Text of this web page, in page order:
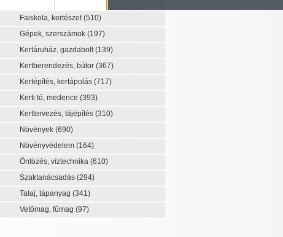
Faiskola, kertészet(510)
Gépek, szerszámok (197)
Kertáruház, gazdabolt(139)
Kertberendezés, bútor (367)
Kertépítés, kertápolás (717)
Kerti tó, medence (393)
Kerttervezés, tájépítés (310)
Növények (690)
Növényvédelem (164)
Öntözés, víztechnika (610)
Szaktanácsadás (294)
Talaj, tápanyag (341)
Vetőmag, fűmag (97)